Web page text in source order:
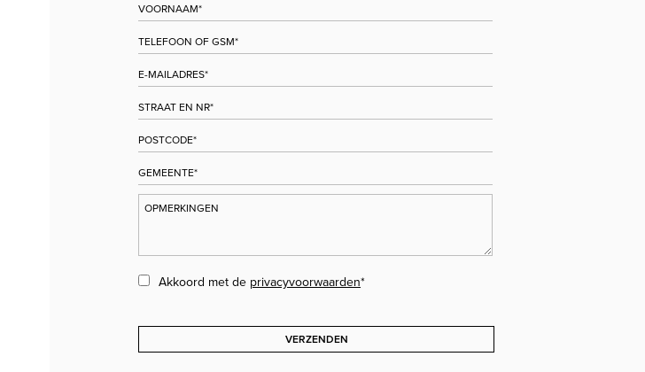
Akkoord met de privacyvoorwaarden*
VERZENDEN